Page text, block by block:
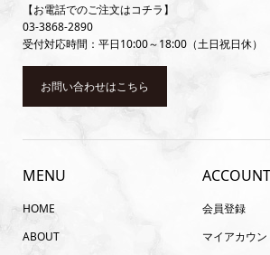
【お電話でのご注文はコチラ】
03-3868-2890
受付対応時間：平日10:00～18:00（土日祝日休）
お問い合わせはこちら
MENU
HOME
ABOUT
ACCOUNT
会員登録
マイアカウン